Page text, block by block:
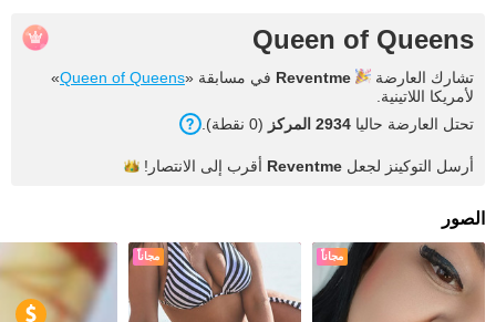
Queen of Queens
تشارك العارضة Reventme في مسابقة «Queen of Queens
»
لأمريكا اللاتينية.
تحتل العارضة حاليا 2934 المركز (0 نقطة).
أرسل التوكينز لجعل Reventme أقرب إلى الانتصار!
الصور
مجاناً مجاناً